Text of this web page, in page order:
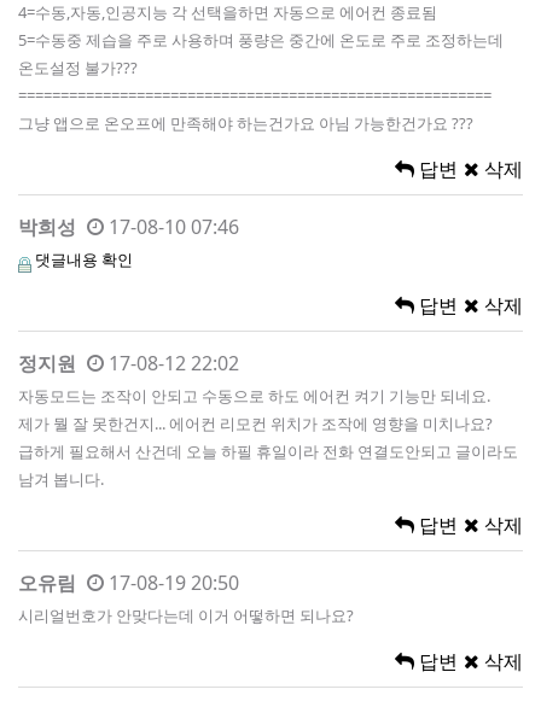
4=수동,자동,인공지능 각 선택을하면 자동으로 에어컨 종료됨
5=수동중 제습을 주로 사용하며 풍량은 중간에 온도로 주로 조정하는데
온도설정 불가???
========================================================
그냥 앱으로 온오프에 만족해야 하는건가요 아님 가능한건가요 ???
답변 삭제
박희성 17-08-10 07:46
댓글내용 확인
답변 삭제
정지원 17-08-12 22:02
자동모드는 조작이 안되고 수동으로 하도 에어컨 켜기 기능만 되네요.
제가 뭘 잘 못한건지... 에어컨 리모컨 위치가 조작에 영향을 미치나요?
급하게 필요해서 산건데 오늘 하필 휴일이라 전화 연결도안되고 글이라도
남겨 봅니다.
답변 삭제
오유림 17-08-19 20:50
시리얼번호가 안맞다는데 이거 어떻하면 되나요?
답변 삭제